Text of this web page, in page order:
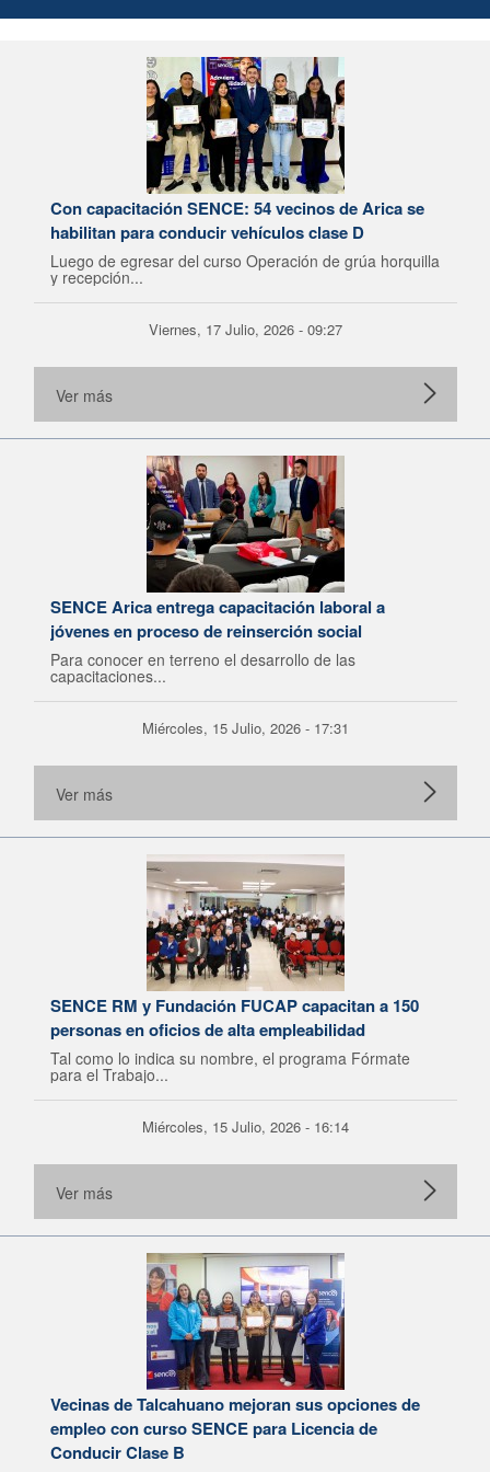
Con capacitación SENCE: 54 vecinos de Arica se
habilitan para conducir vehículos clase D
Luego de egresar del curso Operación de grúa horquilla
y recepción...
Viernes, 17 Julio, 2026 - 09:27
Ver más
SENCE Arica entrega capacitación laboral a
jóvenes en proceso de reinserción social
Para conocer en terreno el desarrollo de las
capacitaciones...
Miércoles, 15 Julio, 2026 - 17:31
Ver más
SENCE RM y Fundación FUCAP capacitan a 150
personas en oficios de alta empleabilidad
Tal como lo indica su nombre, el programa Fórmate
para el Trabajo...
Miércoles, 15 Julio, 2026 - 16:14
Ver más
Vecinas de Talcahuano mejoran sus opciones de
empleo con curso SENCE para Licencia de
Conducir Clase B